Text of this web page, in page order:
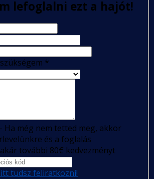
lefoglalni ezt a hajót!
*
Ha még nem tetted meg, akkor
és a foglalás
további 80€ kedvezményt
tudsz feliratkozni!